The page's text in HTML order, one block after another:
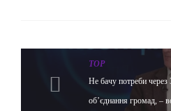
TOP
Не бачу потреби через
об’єднання громад, –